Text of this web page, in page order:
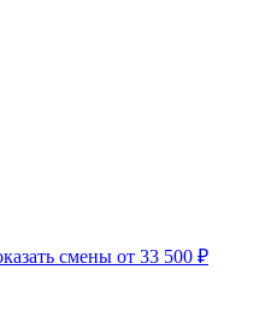
смены от 33 500 ₽